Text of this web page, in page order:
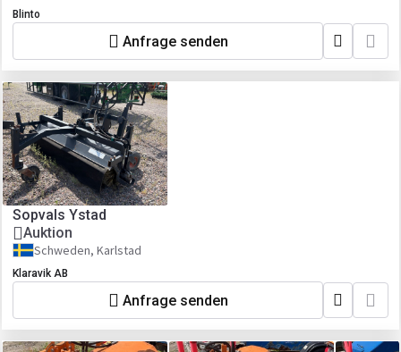
Blinto
Anfrage senden
Sopvals Ystad
Auktion
Schweden, Karlstad
Klaravik AB
Anfrage senden